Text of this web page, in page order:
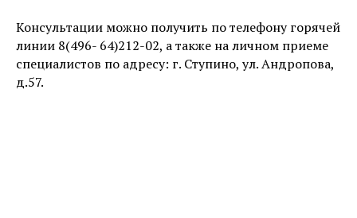
Консультации можно получить по телефону горячей
линии 8(496- 64)212-02, а также на личном приеме
специалистов по адресу: г. Ступино, ул. Андропова,
д.57.